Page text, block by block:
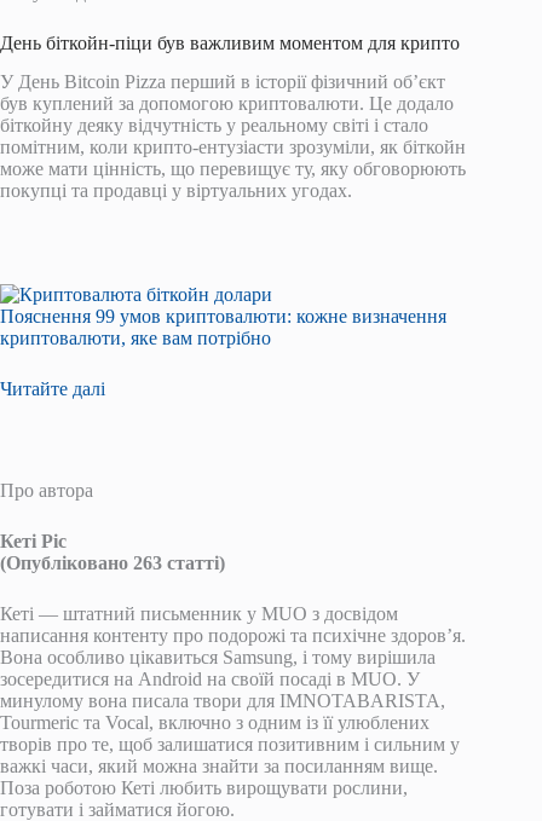
День біткойн-піци був важливим моментом для крипто
У День Bitcoin Pizza перший в історії фізичний об’єкт
був куплений за допомогою криптовалюти. Це додало
біткойну деяку відчутність у реальному світі і стало
помітним, коли крипто-ентузіасти зрозуміли, як біткойн
може мати цінність, що перевищує ту, яку обговорюють
покупці та продавці у віртуальних угодах.
Пояснення 99 умов криптовалюти: кожне визначення
криптовалюти, яке вам потрібно
Читайте далі
Про автора
Кеті Ріс
(Опубліковано 263 статті)
Кеті — штатний письменник у MUO з досвідом
написання контенту про подорожі та психічне здоров’я.
Вона особливо цікавиться Samsung, і тому вирішила
зосередитися на Android на своїй посаді в MUO. У
минулому вона писала твори для IMNOTABARISTA,
Tourmeric та Vocal, включно з одним із її улюблених
творів про те, щоб залишатися позитивним і сильним у
важкі часи, який можна знайти за посиланням вище.
Поза роботою Кеті любить вирощувати рослини,
готувати і займатися йогою.